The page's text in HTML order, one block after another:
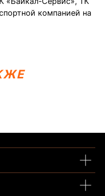
компанией на
Telegram